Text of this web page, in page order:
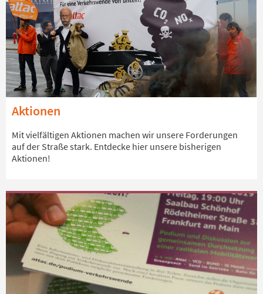
Aktionen
Mit vielfältigen Aktionen machen wir unsere Forderungen
auf der Straße stark. Entdecke hier unsere bisherigen
Aktionen!